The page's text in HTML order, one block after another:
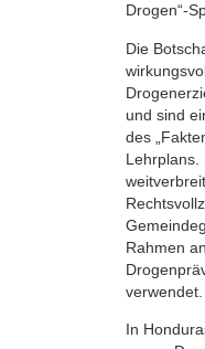
Drogen“-
Die
und sind
des
Lehrplans.
Rahmen
verwendet.
In